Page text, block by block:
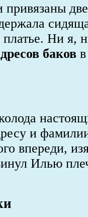
Ни я,
баков
и
впереди,
Илью